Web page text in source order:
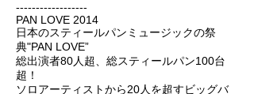
------------------
PAN LOVE 2014
日本のスティールパンミュージックの祭
典"PAN LOVE”
総出演者80人超、総スティールパン100台
超！
ソロアーティストから20人を超すビッグバ